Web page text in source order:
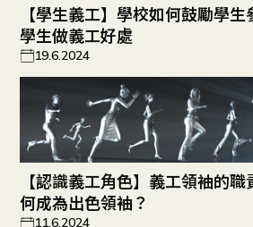
【學生義工】學校如何鼓勵學生
學生做義工好處
19.6.2024
【認識義工角色】義工領袖的
何成為出色領袖？
11.6.2024